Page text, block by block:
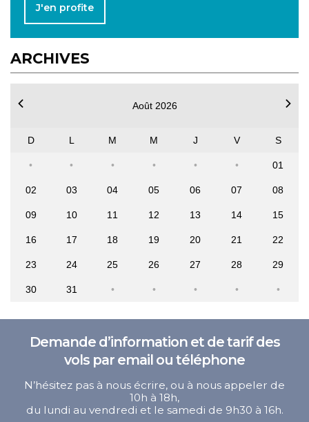
J'en profite
ARCHIVES
Août 2026
D L M M J V S
01
02 03 04 05 06 07 08
09 10 11 12 13 14 15
16 17 18 19 20 21 22
23 24 25 26 27 28 29
30 31
Demande d’information et de tarif des
vols par email ou téléphone
N’hésitez pas à nous écrire, ou à nous appeler de
10h à 18h,
du lundi au vendredi et le samedi de 9h30 à 16h.